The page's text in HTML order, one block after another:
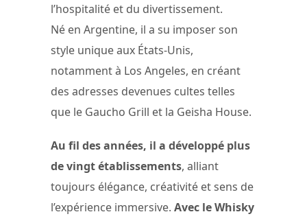
l’hospitalité et du divertissement.
Né en Argentine, il a su imposer son
style unique aux États-Unis,
notamment à Los Angeles, en créant
des adresses devenues cultes telles
que le Gaucho Grill et la Geisha House.
Au fil des années, il a développé plus
de vingt établissements, alliant
toujours élégance, créativité et sens de
l’expérience immersive. Avec le Whisky